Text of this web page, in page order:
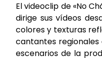
El videoclip de «No
dirige sus vídeos
colores y texturas
cantantes regionales
escenarios de la